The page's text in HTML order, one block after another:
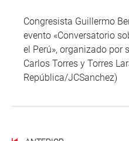
Congresista Guillermo
evento «Conversatorio
el Perú», organizado por
Carlos Torres y Torres
República/JCSanchez)